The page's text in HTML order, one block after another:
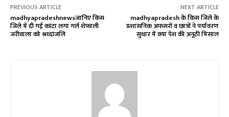
PREVIOUS ARTICLE
madhyapradeshnewsजानिए किस
जिले में दी गई कांटा लगा गर्ल शेफाली
जरीवाला को श्रध्दांजलि
NEXT ARTICLE
madhyapradesh के किस जिले के
प्रशासनिक अफसरों व छात्रों ने पर्यावरण
सुधार में क्या पेश की अनूठी मिसाल